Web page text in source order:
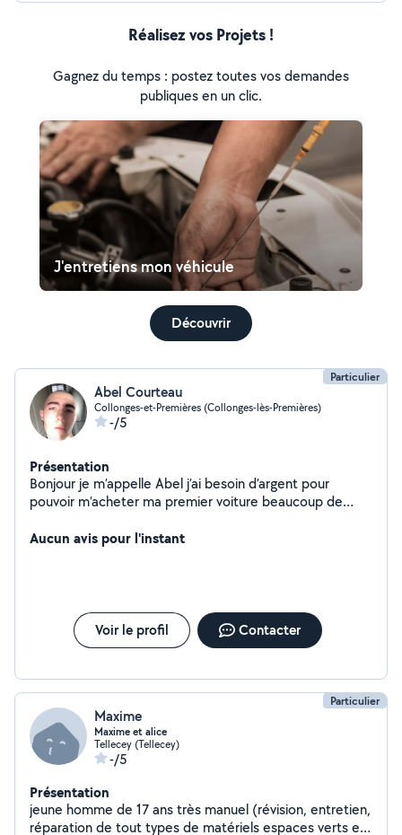
Réalisez vos Projets !
Gagnez du temps : postez toutes vos demandes
publiques en un clic.
J'entretiens mon véhicule
Découvrir
Particulier
Abel Courteau
Collonges-et-Premières (Collonges-lès-Premières)
-/5
Présentation
Bonjour je m’appelle Abel j’ai besoin d’argent pour
pouvoir m’acheter ma premier voiture beaucoup de
Aucun avis pour l'instant
Voir le profil Contacter
Particulier
Maxime
Maxime et alice
Tellecey (Tellecey)
-/5
Présentation
jeune homme de 17 ans très manuel (révision, entretien,
réparation de tout types de matériels espaces verts et